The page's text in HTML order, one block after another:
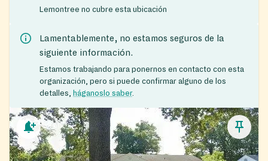
Lemontree no cubre esta ubicación
Lamentablemente, no estamos seguros de la
siguiente información.
Estamos trabajando para ponernos en contacto con esta
organización, pero si puede confirmar alguno de los
detalles,
háganoslo saber.